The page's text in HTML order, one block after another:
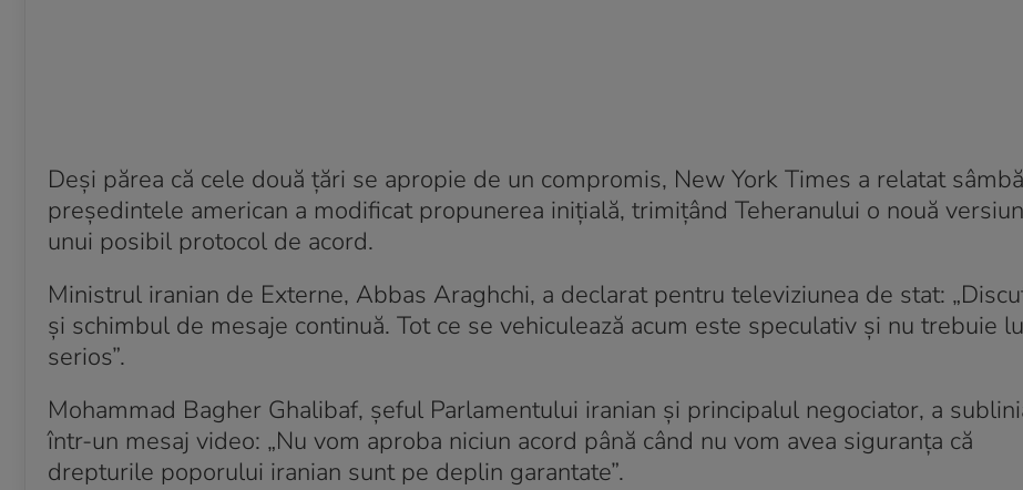
Deși părea că cele două țări se apropie de un compromis, New York Times a relatat
președintele american a modificat propunerea inițială, trimițând Teheranului o nouă
unui posibil protocol de acord.
Ministrul iranian de Externe, Abbas Araghchi, a declarat pentru televiziunea de stat:
și schimbul de mesaje continuă. Tot ce se vehiculează acum este speculativ și nu trebuie
serios”.
Mohammad Bagher Ghalibaf, șeful Parlamentului iranian și principalul negociator, a
într-un mesaj video: „Nu vom aproba niciun acord până când nu vom avea siguranța că
drepturile poporului iranian sunt pe deplin garantate”.